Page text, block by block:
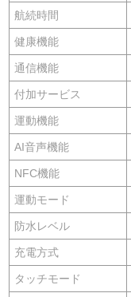
航続時間
健康機能
通信機能
付加サービス
運動機能
AI音声機能
NFC機能
運動モード
防水レベル
充電方式
タッチモード